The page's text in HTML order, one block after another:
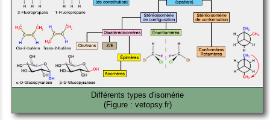
Différents types d'isomérie
(Figure : vetopsy.fr)